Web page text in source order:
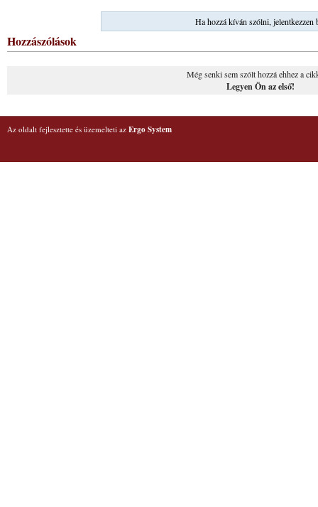
Ha hozzá kíván szólni, jelentkezzen
Hozzászólások
Még senki sem szólt hozzá ehhez a
Legyen Ön az első!
Az oldalt fejlesztette és üzemelteti az Ergo System